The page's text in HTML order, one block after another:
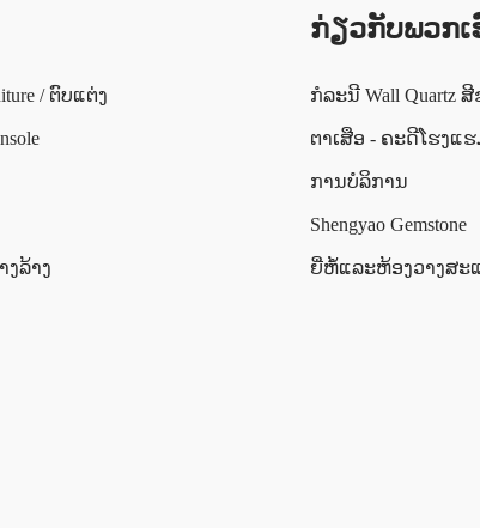
/ ຕົບແຕ່ງ
ງລ້າງ
ກ່ຽວ​ກັບ​ພວກ​ເ
ກໍລະນີ Wall Quartz
ຕາເສືອ - ຄະດີໂຮງແ
ການບໍລິການ
Shengyao Gemstone
ຍີ່ຫໍ້ແລະຫ້ອງວາງສະ